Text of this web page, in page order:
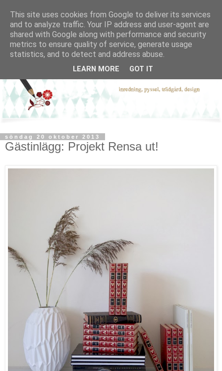
söndag 20 oktober 2013
Gästinlägg: Projekt Rensa ut!
This site uses cookies from Google to deliver its services
and to analyze traffic. Your IP address and user-agent are
shared with Google along with performance and security
metrics to ensure quality of service, generate usage
statistics, and to detect and address abuse.
LEARN MORE GOT IT